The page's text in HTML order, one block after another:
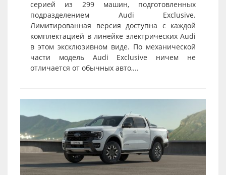
серией из 299 машин, подготовленных
подразделением Audi Exclusive.
Лимитированная версия доступна с каждой
комплектацией в линейке электрических Audi
в этом эксклюзивном виде. По механической
части модель Audi Exclusive ничем не
отличается от обычных авто,...